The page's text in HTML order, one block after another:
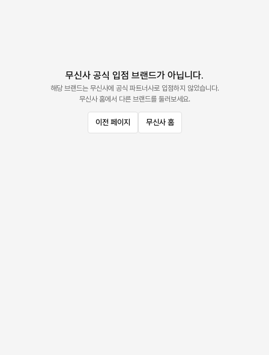
무신사 공식 입점 브랜드가 아닙니다.
해당 브랜드는 무신사에 공식 파트너사로 입점하지 않았습니다.
무신사 홈에서 다른 브랜드를 둘러보세요.
이전 페이지 무신사 홈